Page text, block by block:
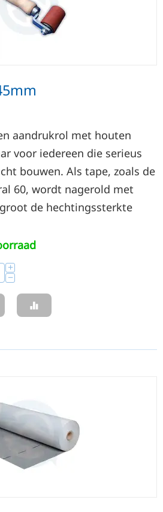
aandrukrol met houten
voor iedereen die serieus
bouwen. Als tape, zoals de
60, wordt nagerold met
de hechtingssterkte
+
−